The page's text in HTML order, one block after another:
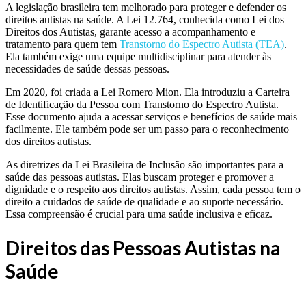
A legislação brasileira tem melhorado para proteger e defender os
direitos autistas na saúde. A Lei 12.764, conhecida como Lei dos
Direitos dos Autistas, garante acesso a acompanhamento e
tratamento para quem tem Transtorno do Espectro Autista (TEA).
Ela também exige uma equipe multidisciplinar para atender às
necessidades de saúde dessas pessoas.
Em 2020, foi criada a Lei Romero Mion. Ela introduziu a Carteira
de Identificação da Pessoa com Transtorno do Espectro Autista.
Esse documento ajuda a acessar serviços e benefícios de saúde mais
facilmente. Ele também pode ser um passo para o reconhecimento
dos direitos autistas.
As diretrizes da Lei Brasileira de Inclusão são importantes para a
saúde das pessoas autistas. Elas buscam proteger e promover a
dignidade e o respeito aos direitos autistas. Assim, cada pessoa tem o
direito a cuidados de saúde de qualidade e ao suporte necessário.
Essa compreensão é crucial para uma saúde inclusiva e eficaz.
Direitos das Pessoas Autistas na
Saúde